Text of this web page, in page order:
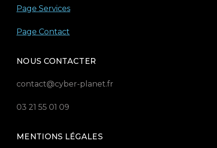
Page Services
Page Contact
NOUS CONTACTER
contact@cyber-planet.fr
03 21 55 01 09
MENTIONS LÉGALES